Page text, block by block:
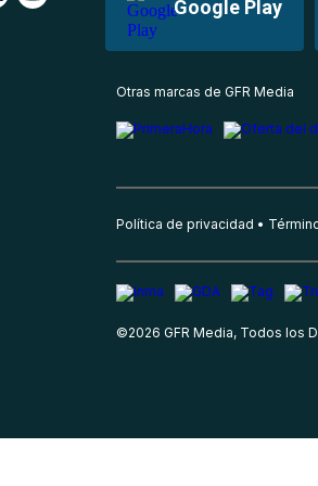
Google Play
Otras marcas de GFR Media
Política de privacidad
©2026 GFR Media, Todos los